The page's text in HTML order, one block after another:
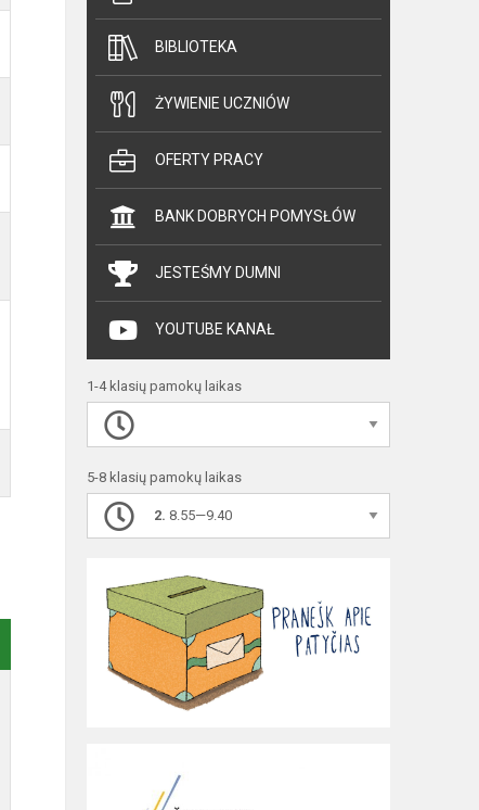
BIBLIOTEKA
ŻYWIENIE UCZNIÓW
OFERTY PRACY
BANK DOBRYCH POMYSŁÓW
JESTEŚMY DUMNI
YOUTUBE KANAŁ
1-4 klasių pamokų laikas
5-8 klasių pamokų laikas
2. 8.55—9.40